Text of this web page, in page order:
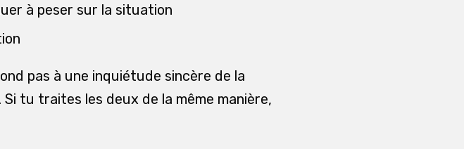
à peser sur la situation
pas à une inquiétude sincère de la
tu traites les deux de la même manière,